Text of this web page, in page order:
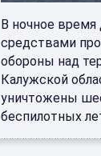
В ночное
средствами
обороны над
Калужской
уничтожены
беспилотных